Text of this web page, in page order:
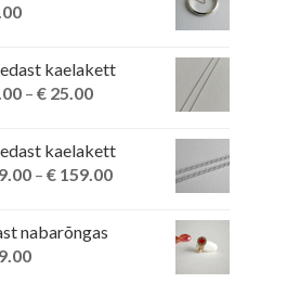
kaelakett
– € 25.00
kaelakett
– € 159.00
nabarõngas